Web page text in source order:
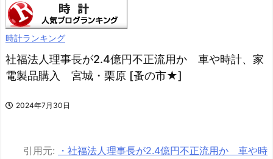
時計ランキング
社福法人理事長が2.4億円不正流用か 車や時計、家
電製品購入 宮城・栗原 [蚤の市★]
2024年7月30日
引用元:
・社福法人理事長が2.4億円不正流用か 車や時